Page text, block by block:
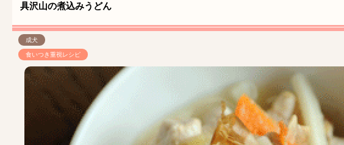
具沢山の煮込みうどん
成犬
食いつき重視レシピ